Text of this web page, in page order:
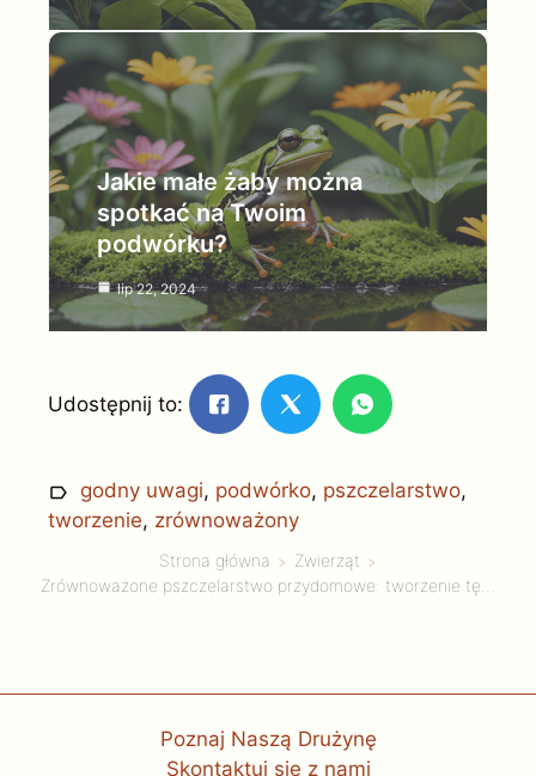
Jakie małe żaby można
spotkać na Twoim
podwórku?
lip 22, 2024
Udostępnij to:
godny uwagi, podwórko, pszczelarstwo,
tworzenie, zrównoważony
Strona główna
Zwierząt
Poznaj Naszą Drużynę
Skontaktuj się z nami